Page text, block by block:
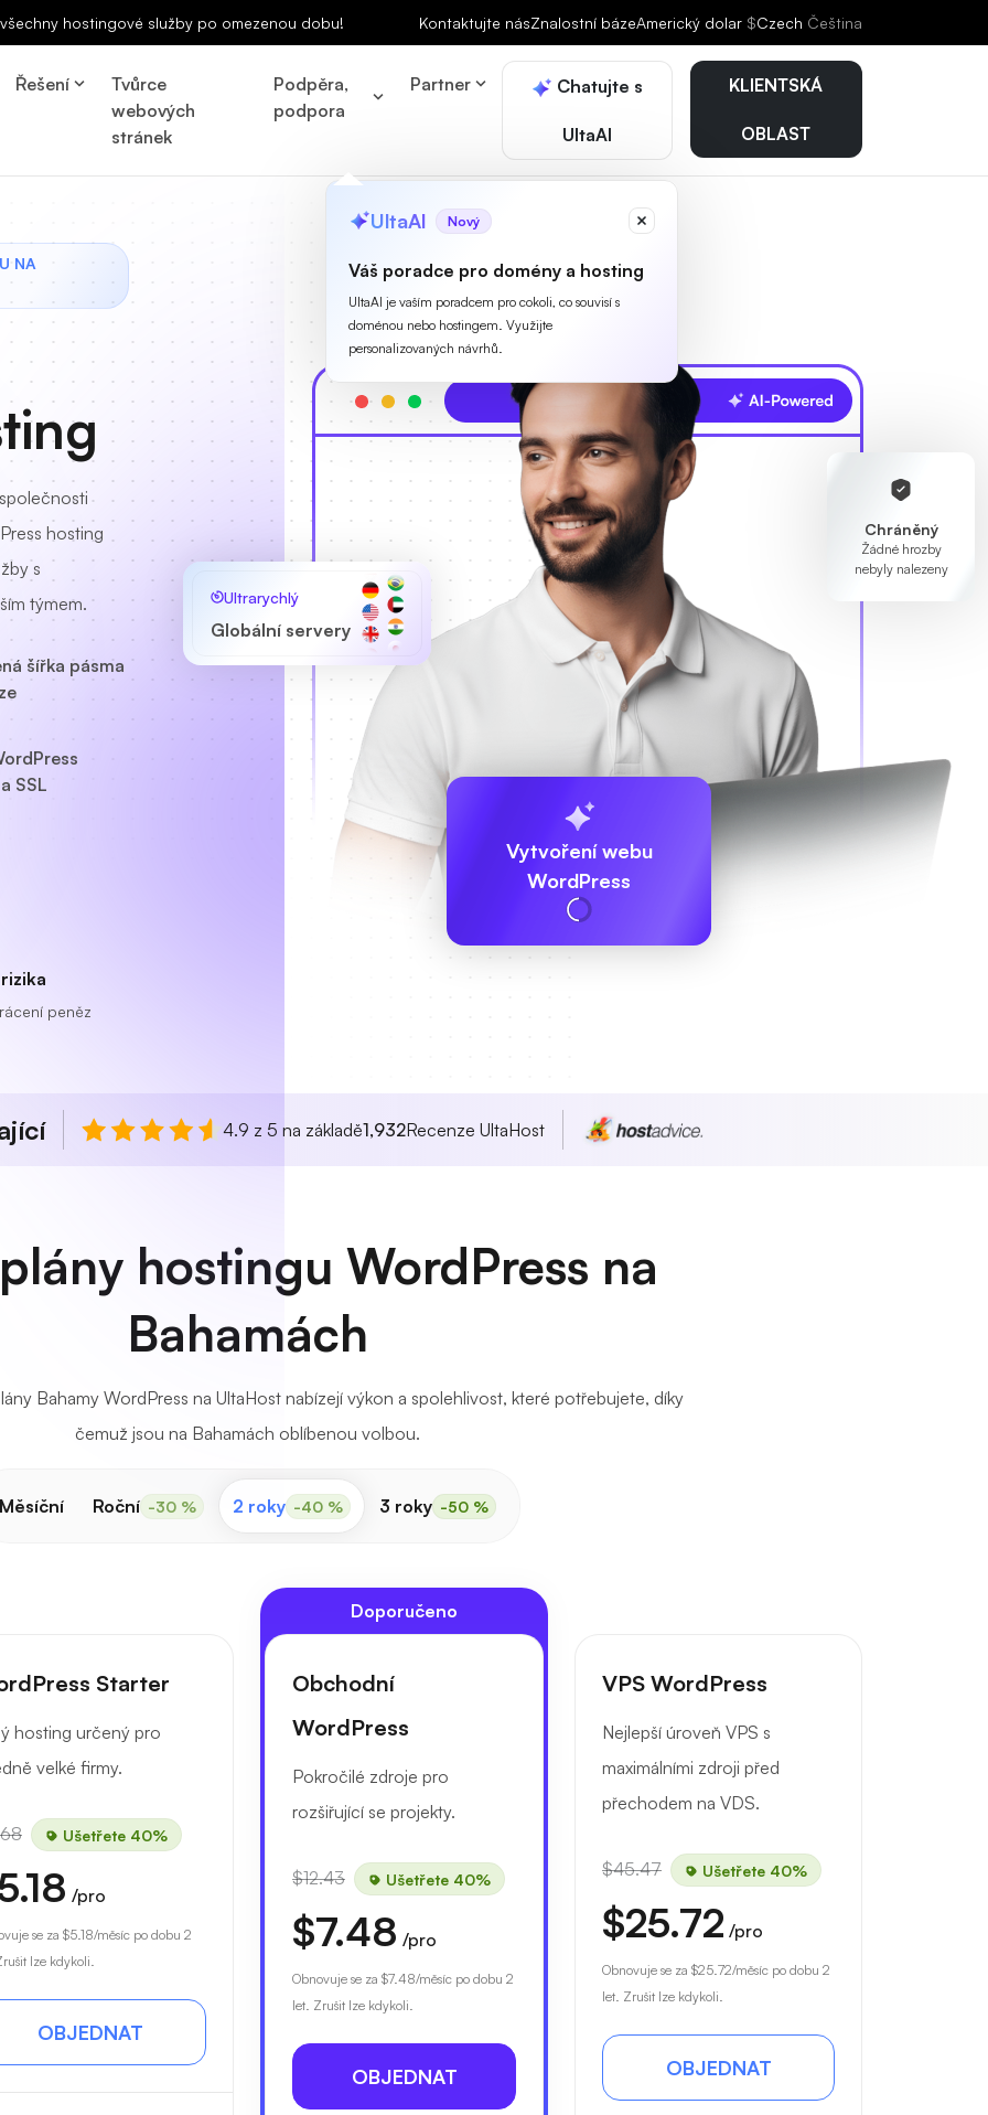
hostingové služby po omezenou dobu! Kontaktujte násZnalostní bázeAmerický dolar $Czech Čeština
Řešení
Tvůrce
webových
stránek
Podpěra,
podpora
Partner Chatujte s
UltaAI
UltaAI Nový
Váš poradce pro domény a hosting
UltaAI je vaším poradcem pro cokoli, co souvisí s
doménou nebo hostingem. Využijte
personalizovaných návrhů.
KLIENTSKÁ
OBLAST
NA
hosting
s
týmem.
šířka pásma
SSL
peněz
Chráněný
Žádné hrozby
nebyly nalezeny
Ultrarychlý
Globální servery
Vytvoření webu
WordPress
4.9 z 5 na základě1,932Recenze UltaHost
hostingu WordPress na
Bahamách
Bahamy WordPress na UltaHost nabízejí výkon a spolehlivost, které potřebujete, díky
čemuž jsou na Bahamách oblíbenou volbou.
Roční -30 % 2 roky -40 % 3 roky -50 %
Starter
hosting určený pro
velké firmy.
Ušetřete 40%
/pro
se za $5.18/měsíc po dobu 2
lze kdykoli.
OBJEDNAT
Doporučeno
Obchodní
WordPress
Pokročilé zdroje pro
rozšiřující se projekty.
$12.43 Ušetřete 40%
$7.48 /pro
Obnovuje se za $7.48/měsíc po dobu 2
let. Zrušit lze kdykoli.
OBJEDNAT
VPS WordPress
Nejlepší úroveň VPS s
maximálními zdroji před
přechodem na VDS.
$45.47 Ušetřete 40%
$25.72 /pro
Obnovuje se za $25.72/měsíc po dobu 2
let. Zrušit lze kdykoli.
OBJEDNAT